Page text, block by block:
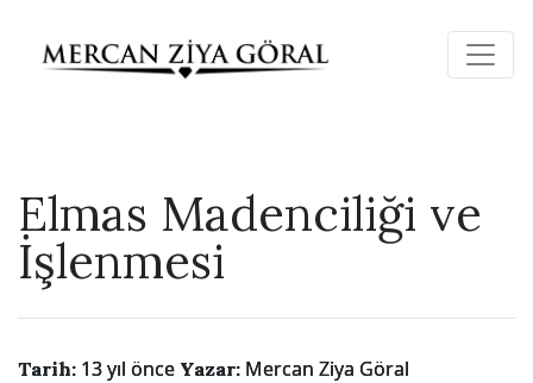
Elmas Madenciliği ve
İşlenmesi
Tarih: 13 yıl önce Yazar: Mercan Ziya Göral